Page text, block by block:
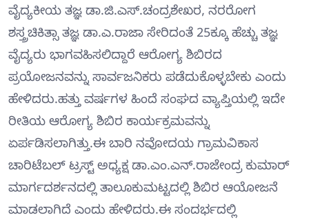
ವೈದ್ಯಕೀಯ ತಜ್ಞ ಡಾ.ಜಿ.ಎಸ್‌.ಚಂದ್ರಶೇಖರ, ನರರೋಗ
ಶಸ್ತ್ರಚಿಕಿತ್ಸಾ ತಜ್ಞ ಡಾ.ಎ.ರಾಜಾ ಸೇರಿದಂತೆ 25ಕ್ಕೂ ಹೆಚ್ಚು ತಜ್ಞ
ವೈದ್ಯರು ಭಾಗವಹಿಸಲಿದ್ದಾರೆ ಆರೋಗ್ಯ ಶಿಬಿರದ
ಪ್ರಯೋಜನವನ್ನು ಸಾರ್ವಜನಿಕರು ಪಡೆದುಕೊಳ್ಳಬೇಕು ಎಂದು
ಹೇಳಿದರು.ಹತ್ತು ವರ್ಷಗಳ ಹಿಂದೆ ಸಂಘದ ವ್ಯಾಪ್ತಿಯಲ್ಲಿ ಇದೇ
ರೀತಿಯ ಆರೋಗ್ಯ ಶಿಬಿರ ಕಾರ್ಯಕ್ರಮವನ್ನು
ಏರ್ಪಡಿಸಲಾಗಿತ್ತು.ಈ ಬಾರಿ ನವೋದಯ ಗ್ರಾಮವಿಕಾಸ
ಚಾರಿಟೆಬಲ್‌ ಟ್ರಸ್ಟ್ ಅಧ್ಯಕ್ಷ ಡಾ.ಎಂ.ಎನ್.ರಾಜೇಂದ್ರ ಕುಮಾರ್
ಮಾರ್ಗದರ್ಶನದಲ್ಲಿ ತಾಲೂಕುಮಟ್ಟದಲ್ಲಿ ಶಿಬಿರ ಆಯೋಜನೆ
ಮಾಡಲಾಗಿದೆ ಎಂದು ಹೇಳಿದರು.ಈ ಸಂದರ್ಭದಲ್ಲಿ